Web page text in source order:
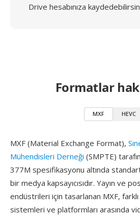
Drive hesabınıza
Formatlar
MXF HEVC
MXF (Material Exchange Format),
Mühendisleri Derneği (SMPTE)
377M spesifikasyonu altında
bir medya kapsayıcısıdır. Yayın ve
endüstrileri için tasarlanan MXF,
sistemleri ve platformları arasında